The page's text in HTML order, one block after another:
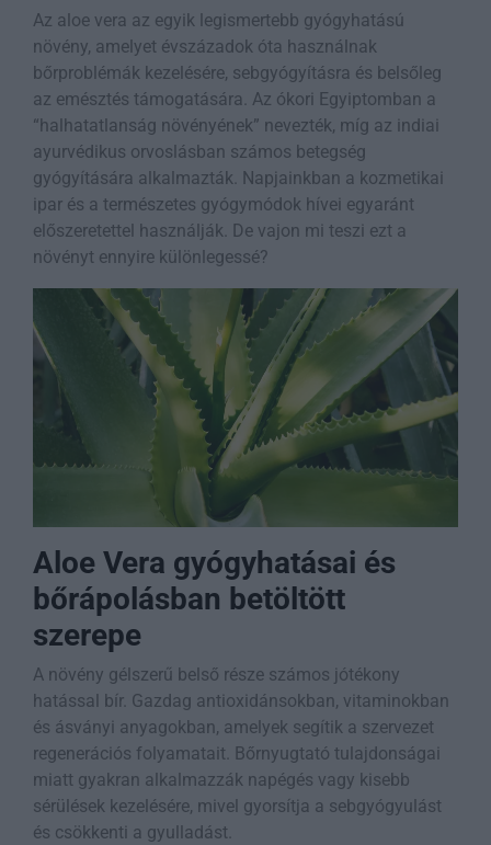
Az aloe vera az egyik legismertebb gyógyhatású
növény, amelyet évszázadok óta használnak
bőrproblémák kezelésére, sebgyógyításra és belsőleg
az emésztés támogatására. Az ókori Egyiptomban a
“halhatatlanság növényének” nevezték, míg az indiai
ayurvédikus orvoslásban számos betegség
gyógyítására alkalmazták. Napjainkban a kozmetikai
ipar és a természetes gyógymódok hívei egyaránt
előszeretettel használják. De vajon mi teszi ezt a
növényt ennyire különlegessé?
Aloe Vera gyógyhatásai és
bőrápolásban betöltött
szerepe
A növény gélszerű belső része számos jótékony
hatással bír. Gazdag antioxidánsokban, vitaminokban
és ásványi anyagokban, amelyek segítik a szervezet
regenerációs folyamatait. Bőrnyugtató tulajdonságai
miatt gyakran alkalmazzák napégés vagy kisebb
sérülések kezelésére, mivel gyorsítja a sebgyógyulást
és csökkenti a gyulladást.